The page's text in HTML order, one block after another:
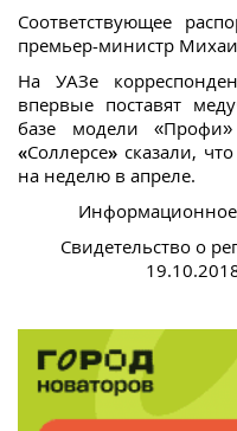
Соответствующее
премьер-министр
На УАЗе
впервые поставят
базе модели
«Соллерсе» сказали,
на неделю в апреле.
Информационное
Свидетельство о